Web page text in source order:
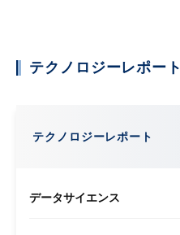
テクノロジーレポート
テクノロジーレポート
データサイエンス